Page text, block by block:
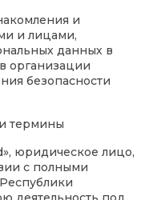
и
и лицами,
данных в
организации
безопасности
термины
юридическое лицо,
с полными